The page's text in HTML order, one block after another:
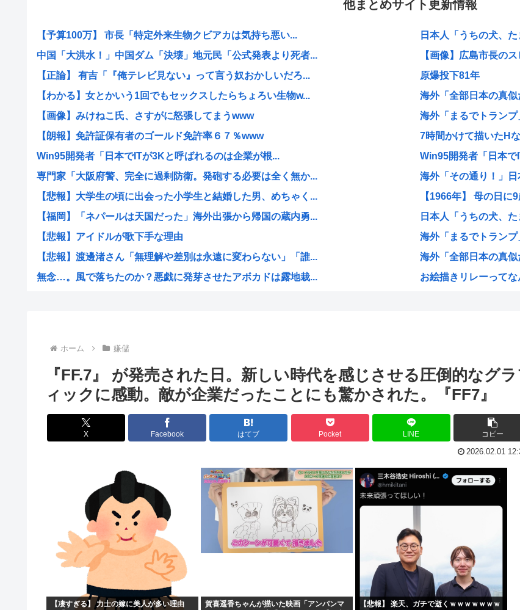
他まとめサイト更新情報
【予算100万】 市長「特定外来生物クビアカは気持ち悪い...
中国「大洪水！」中国ダム「決壊」地元民「公式発表より死者...
【正論】 有吉「『俺テレビ見ない』って言う奴おかしいだろ...
【わかる】女とかいう1回でもセックスしたらちょろい生物w...
【画像】みけねこ氏、さすがに怒張してまうwww
【朗報】免許証保有者のゴールド免許率６７％www
Win95開発者「日本でITが3Kと呼ばれるのは企業が根...
専門家「大阪府警、完全に過剰防衛。発砲する必要は全く無か...
【悲報】大学生の頃に出会った小学生と結婚した男、めちゃく...
【福岡】「ネパールは天国だった」海外出張から帰国の蔵内勇...
【悲報】アイドルが歌下手な理由
【悲報】渡邊渚さん「無理解や差別は永遠に変わらない」「誰...
無念…。風で落ちたのか？悪戯に発芽させたアボカドは露地栽...
【画像】あのちゃん、最新の太ももがあまりにもシコすぎる件
【画像】後藤真希(39)さんの美貌、さすがに限界突破して...
パッパ「飯食ったら皿ぐらい下げろや」ワイ「働いてるってだ...
オタクの婚カツパーティー行ってきたぞ
【株式投資】 韓国で「真夏の世の夢」崩壊、若者中心に多く...
涼しい「冷感敷きパッド」を気に入った猫さん、”友達”をヨ...
ベトナム人「腹減ったし日本人の家強盗して居合わせた奴殺す...
【公開処刑】右３が強すぎて周りがモブにしか見えない女子の...
PCビデカのメモリは16GB積んでないと人間扱いされない...
【元TOKIO】長瀬智也が“スネハラ”を謝罪「女性の方々...
【愕然】中学ワイ「また学年1位、ね…」周り「すげえ！東大...
日本人「うちの犬、
【画像】広島市長の
原爆投下81年
海外「全部日本の真
海外「まるでトラン
7時間かけて描いたH
Win95開発者「日本
海外「その通り！」
【1966年】 母の日
日本人「うちの犬、
海外「まるでトラン
海外「全部日本の真
お絵描きリレーってな
みいちゃんと山田さ
声優の長谷川育美さん
韓国人「イジョンフ
高市早苗さん、熊本
海外「日本のアニメ
下手うまな絵師の顔の
ひなこのーと作者、つ
高市早苗と面会した
欧州「日本だけ反則
尾田栄一郎、新人漫
「-86- エイティシッ
国民栄誉賞の記念品に
ホーム 嫌儲
『FF.7』 が発売された日。新しい時代を感じさせる圧倒的なグラ
ィックに感動。敵が企業だったことにも驚かされた。『FF7』
X Facebook はてブ Pocket LINE コピー
2026.02.01
【凄すぎる】 力士の嫁に美人が多い理由
賀喜遥香ちゃんが描いた映画「アンパンマ
【悲報】 楽天、ガチで逝くｗｗｗｗｗｗｗ